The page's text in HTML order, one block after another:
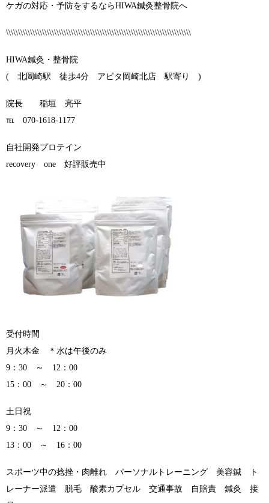
ケガの対応・予防をするならHIWA鍼灸整骨院へ
\\\\\\\\\\\\\\\\\\\\\\\\\\\\\\\\\\\\\\\\\\\\\\\\\\\\\\\\\\\\\\\\\\\\\\\\\\\\\
HIWA鍼灸・整骨院
( 北岡崎駅 徒歩4分 アピタ岡崎北店 駅寄り )
院長 稲垣 亮平
℡ 070-1618-1177
自社開発プロテイン
recovery one 好評販売中
受付時間
月火木金 ＊水は午後のみ
9：30 ～ 12：00
15：00 ～ 20：00
土日祝
9：30 ～ 12：00
13：00 ～ 16：00
スポーツ中の捻挫・肉離れ パーソナルトレーニング 美容鍼 ト
レーナー派遣 脱毛 酸素カプセル 交通事故 自賠責 鍼灸 接